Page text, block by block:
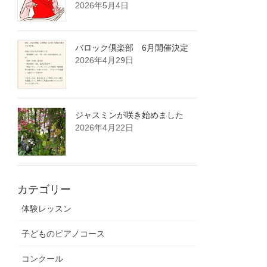
2026年5月4日
バロック倶楽部 6月開催決定
2026年4月29日
ジャスミンが咲き始めました
2026年4月22日
カテゴリー
体験レッスン
子どものピアノコース
コンクール